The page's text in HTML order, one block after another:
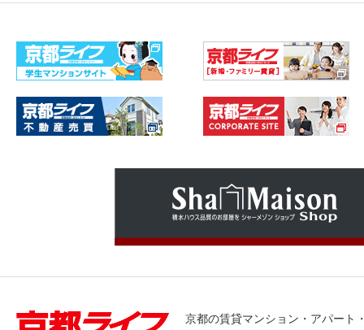
京都の賃貸マンション・アパート